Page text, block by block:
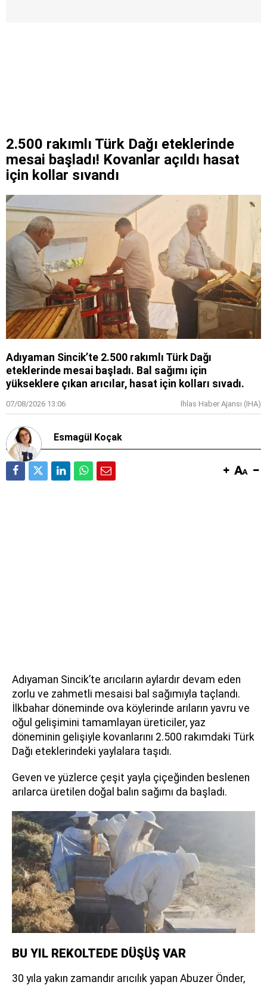
2.500 rakımlı Türk Dağı eteklerinde
mesai başladı! Kovanlar açıldı hasat
için kollar sıvandı
Adıyaman Sincik’te 2.500 rakımlı Türk Dağı
eteklerinde mesai başladı. Bal sağımı için
yükseklere çıkan arıcılar, hasat için kolları sıvadı.
07/08/2026 13:06 İhlas Haber Ajansı (IHA)
Esmagül Koçak
Adıyaman Sincik’te arıcıların aylardır devam eden
zorlu ve zahmetli mesaisi bal sağımıyla taçlandı.
İlkbahar döneminde ova köylerinde arıların yavru ve
oğul gelişimini tamamlayan üreticiler, yaz
döneminin gelişiyle kovanlarını 2.500 rakımdaki Türk
Dağı eteklerindeki yaylalara taşıdı.
Geven ve yüzlerce çeşit yayla çiçeğinden beslenen
arılarca üretilen doğal balın sağımı da başladı.
BU YIL REKOLTEDE DÜŞÜŞ VAR
30 yıla yakın zamandır arıcılık yapan Abuzer Önder,